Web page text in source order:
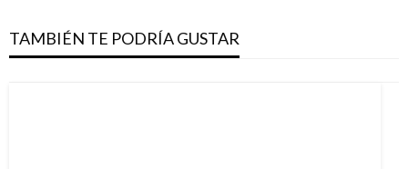
TAMBIÉN TE PODRÍA GUSTAR